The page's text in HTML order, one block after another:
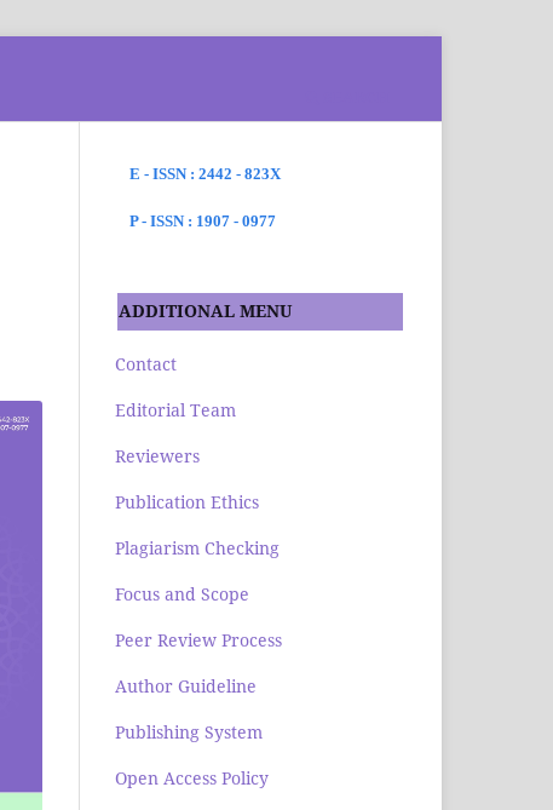
E - ISSN : 2442 - 823X
P - ISSN : 1907 - 0977
ADDITIONAL MENU
Contact
Editorial Team
Reviewers
Publication Ethics
Plagiarism Checking
Focus and Scope
Peer Review Process
Author Guideline
Publishing System
Open Access Policy